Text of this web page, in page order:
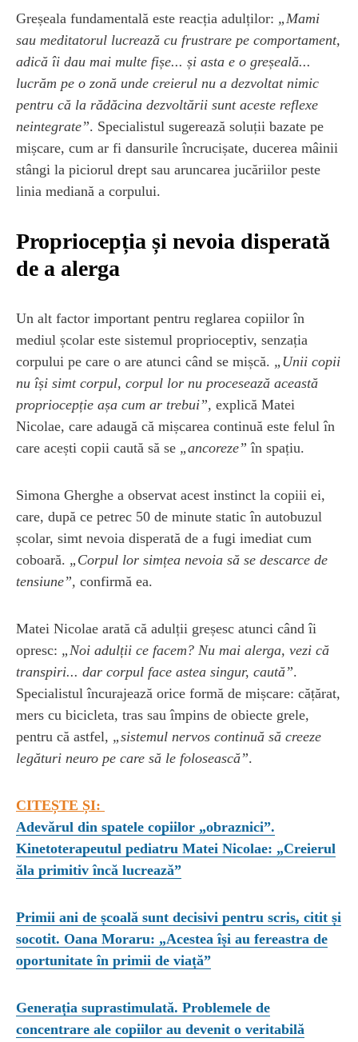
Greșeala fundamentală este reacția adulților: „Mami
sau meditatorul lucrează cu frustrare pe comportament,
adică îi dau mai multe fișe... și asta e o greșeală...
lucrăm pe o zonă unde creierul nu a dezvoltat nimic
pentru că la rădăcina dezvoltării sunt aceste reflexe
neintegrate”. Specialistul sugerează soluții bazate pe
mișcare, cum ar fi dansurile încrucișate, ducerea mâinii
stângi la piciorul drept sau aruncarea jucăriilor peste
linia mediană a corpului.
Propriocepția și nevoia disperată
de a alerga
Un alt factor important pentru reglarea copiilor în
mediul școlar este sistemul proprioceptiv, senzația
corpului pe care o are atunci când se mișcă. „Unii copii
nu își simt corpul, corpul lor nu procesează această
propriocepție așa cum ar trebui”, explică Matei
Nicolae, care adaugă că mișcarea continuă este felul în
care acești copii caută să se „ancoreze” în spațiu.
Simona Gherghe a observat acest instinct la copiii ei,
care, după ce petrec 50 de minute static în autobuzul
școlar, simt nevoia disperată de a fugi imediat cum
coboară. „Corpul lor simțea nevoia să se descarce de
tensiune”, confirmă ea.
Matei Nicolae arată că adulții greșesc atunci când îi
opresc: „Noi adulții ce facem? Nu mai alerga, vezi că
transpiri... dar corpul face astea singur, caută”.
Specialistul încurajează orice formă de mișcare: cățărat,
mers cu bicicleta, tras sau împins de obiecte grele,
pentru că astfel, „sistemul nervos continuă să creeze
legături neuro pe care să le folosească”.
CITEȘTE ȘI:
Adevărul din spatele copiilor „obraznici”.
Kinetoterapeutul pediatru Matei Nicolae: „Creierul
ăla primitiv încă lucrează”
Primii ani de școală sunt decisivi pentru scris, citit și
socotit. Oana Moraru: „Acestea își au fereastra de
oportunitate în primii de viață”
Generația suprastimulată. Problemele de
concentrare ale copiilor au devenit o veritabilă